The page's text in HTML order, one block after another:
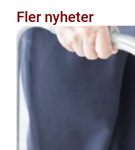
Fler nyheter